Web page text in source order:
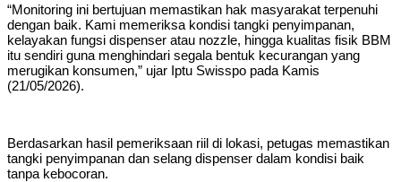
“Monitoring ini bertujuan memastikan hak masyarakat terpenuhi
dengan baik. Kami memeriksa kondisi tangki penyimpanan,
kelayakan fungsi dispenser atau nozzle, hingga kualitas fisik BBM
itu sendiri guna menghindari segala bentuk kecurangan yang
merugikan konsumen,” ujar Iptu Swisspo pada Kamis
(21/05/2026).
Berdasarkan hasil pemeriksaan riil di lokasi, petugas memastikan
tangki penyimpanan dan selang dispenser dalam kondisi baik
tanpa kebocoran.